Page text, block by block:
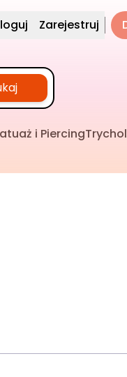
Zarejestruj
i Piercing